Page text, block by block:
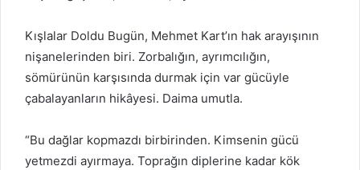
Kışlalar Doldu Bugün, Mehmet Kart’ın hak arayışının
nişanelerinden biri. Zorbalığın, ayrımcılığın,
sömürünün karşısında durmak için var gücüyle
çabalayanların hikâyesi. Daima umutla.
“Bu dağlar kopmazdı birbirinden. Kimsenin gücü
yetmezdi ayırmaya. Toprağın diplerine kadar kök